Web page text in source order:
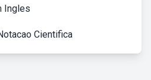
Ingles
Cientifica